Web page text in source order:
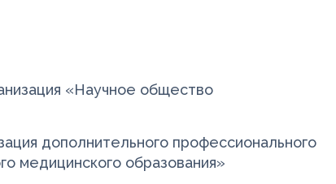
«Научное общество
дополнительного профессионального
медицинского образования»